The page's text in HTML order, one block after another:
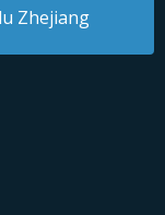
Zhejiang